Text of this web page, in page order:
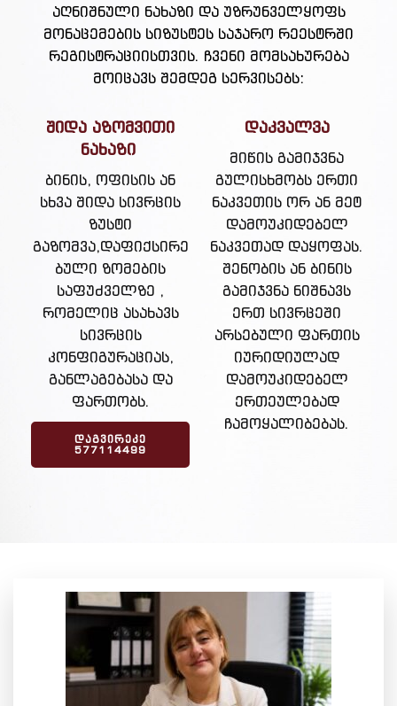
აღნიშნული ნახაზი და უზრუნველყოფს
მონაცემების სიზუსტეს საჯარო რეესტრში
რეგისტრაციისთვის. ჩვენი მომსახურება
მოიცავს შემდეგ სერვისებს:
შიდა აზომვითი
ნახაზი
ბინის, ოფისის ან
სხვა შიდა სივრცის
ზუსტი
გაზომვა,დაფიქსირე
ბული ზომების
საფუძველზე ,
რომელიც ასახავს
სივრცის
კონფიგურაციას,
განლაგებასა და
ფართობს.
ᲓᲐᲒᲕᲘᲠᲔᲙᲔ
577114499
დაკვალვა
მიწის გამიჯვნა
გულისხმობს ერთი
ნაკვეთის ორ ან მეტ
დამოუკიდებელ
ნაკვეთად დაყოფას.
შენობის ან ბინის
გამიჯვნა ნიშნავს
ერთ სივრცეში
არსებული ფართის
იურიდიულად
დამოუკიდებელ
ერთეულებად
ჩამოყალიბებას.